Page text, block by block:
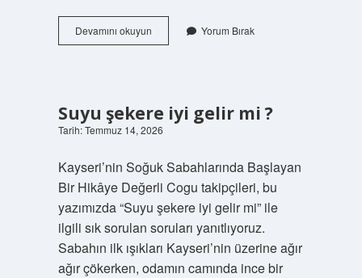
Devamını okuyunSuyu
şekere
Yorum Bırak
Suyu şekere iyi gelir mi ?
Tarih: Temmuz 14, 2026
Kayseri’nin Soğuk Sabahlarında Başlayan
Bir Hikâye Değerli Cogu takipçileri, bu
yazımızda “Suyu şekere iyi gelir mi” ile
ilgili sık sorulan soruları yanıtlıyoruz.
Sabahın ilk ışıkları Kayseri’nin üzerine ağır
ağır çökerken, odamın camında ince bir